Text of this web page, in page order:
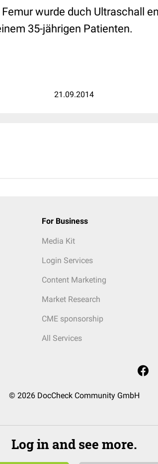
wurde duch Ultraschall
35-jährigen Patienten.
21.09.2014
For Business
Media Kit
Login Services
Content Marketing
Market Research
CME sponsorship
All Services
© 2026 DocCheck Community GmbH
Log in and see more.